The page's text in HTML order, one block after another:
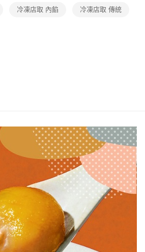
❚ 即期下殺 即期｜冷凍冷藏
冷凍店取 內餡 冷凍店取 傳統